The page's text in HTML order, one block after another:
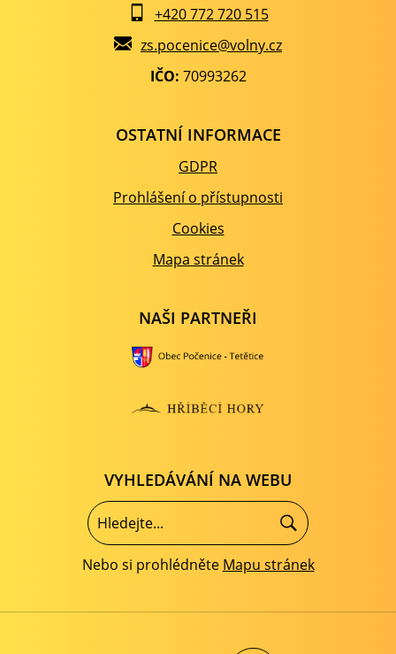
+420 772 720 515
zs.pocenice@volny.cz
IČO: 70993262
OSTATNÍ INFORMACE
GDPR
Prohlášení o přístupnosti
Cookies
Mapa stránek
NAŠI PARTNEŘI
VYHLEDÁVÁNÍ NA WEBU
Nebo si prohlédněte Mapu stránek